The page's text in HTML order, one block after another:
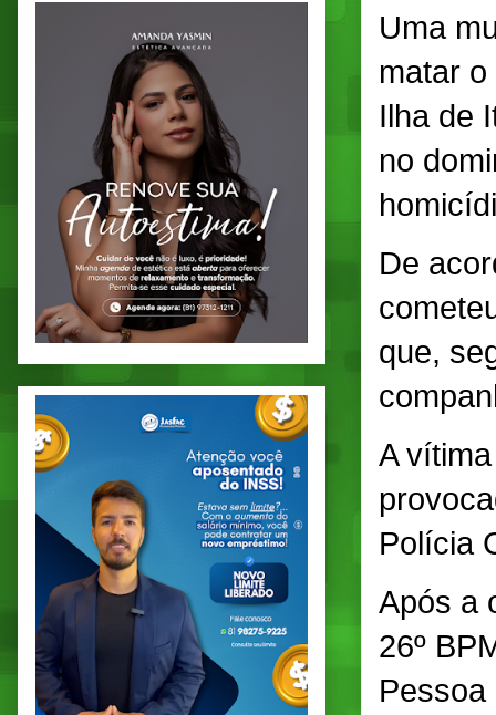
Uma
matar
Ilha de
no
De
que,
A
Polícia
Após a
26º
Pessoa